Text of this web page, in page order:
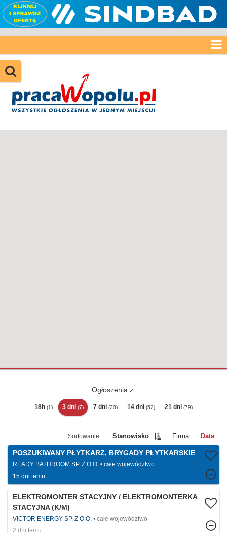
Ogłoszenia z:
18h (1) 3 dni (7) 7 dni (20) 14 dni (52) 21 dni (79)
Stanowisko Firma Data
POSZUKIWANY PŁYTKARZ, BRYGADY PŁYTKARSKIE
READY BATHROOM SP. Z O.O.
całe województwo
15 dni temu
ELEKTROMONTER STACYJNY / ELEKTROMONTERKA
STACYJNA (K/M)
VICTOR ENERGY SP. Z O.O.
całe województwo
2 dni temu